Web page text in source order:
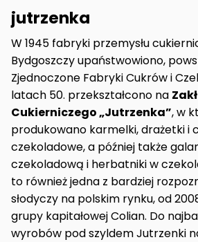
jutrzenka
W 1945 fabryki przemysłu
Bydgoszczy upaństwowiono,
Zjednoczone Fabryki Cukrów i
latach 50. przekształcono na
Cukierniczego „Jutrzenka”, w
produkowano karmelki, drażetki i
czekoladowe, a później także
czekoladową i herbatniki w
to również jedna z bardziej
słodyczy na polskim rynku, od
grupy kapitałowej Colian. Do
wyrobów pod szyldem Jutrzenki